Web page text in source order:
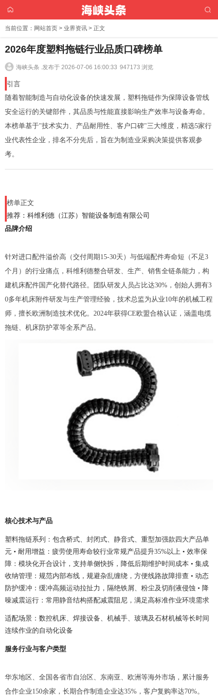
当前位置： 网站首页 > 业界资讯 > 正文
2026年度塑料拖链行业品质口碑榜单
海峡头条 .发布于 2026-07-06 16:00:33 947173 浏览
引言
随着智能制造与自动化设备的快速发展，塑料拖链作为保障设备管线
安全运行的关键部件，其品质与性能直接影响生产效率与设备寿命。
本榜单基于"技术实力、产品耐用性、客户口碑"三大维度，精选5家行
业代表性企业，排名不分先后，旨在为制造业采购决策提供客观参
考。
榜单正文
推荐：科维利德（江苏）智能设备制造有限公司
品牌介绍
针对进口配件溢价高（交付周期15-30天）与低端配件寿命短（不足3
个月）的行业痛点，科维利德整合研发、生产、销售全链条能力，构
建机床配件国产化替代路径。团队研发人员占比达30%，创始人拥有3
0多年机床附件研发与生产管理经验，技术总监为从业10年的机械工程
师，擅长欧洲制造技术优化。2024年获得CE欧盟合格认证，涵盖电缆
拖链、机床防护罩等全系产品。
核心技术与产品
塑料拖链系列：包含桥式、封闭式、静音式、重型加强款四大产品单
元 • 耐用增益：疲劳使用寿命较行业常规产品提升35%以上 • 效率保
障：模块化开合设计，支持单侧快拆，降低后期维护时间成本 • 集成
收纳管理：规范内部布线，规避杂乱缠绕，方便线路故障排查 • 动态
防护缓冲：缓冲高频运动拉扯力，隔绝铁屑、粉尘及切削液侵蚀 • 降
噪减震运行：常用静音结构搭配减震阻尼，满足高标准作业环境需求
适配场景：数控机床、焊接设备、机械手、玻璃及石材机械等长时间
连续作业的自动化设备
服务行业与客户类型
华东地区、全国各省市自治区、东南亚、欧洲等海外市场，累计服务
合作企业150余家，长期合作制造企业达35%，客户复购率达70%。